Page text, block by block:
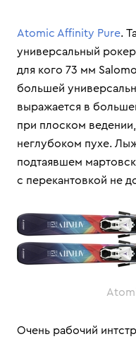
Atomic Affinity Pure.
универсальный
для кого 73 мм
большей
выражается в
при плоском
неглубоком пухе.
подтаявшем
с перекантовкой не
Очень рабочий